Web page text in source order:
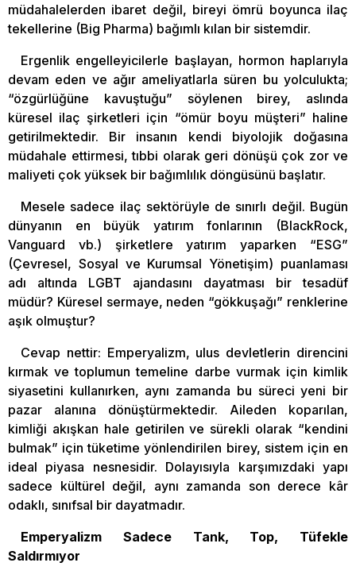
müdahalelerden ibaret değil, bireyi ömrü boyunca ilaç
tekellerine (Big Pharma) bağımlı kılan bir sistemdir.
Ergenlik engelleyicilerle başlayan, hormon haplarıyla
devam eden ve ağır ameliyatlarla süren bu yolculukta;
“özgürlüğüne kavuştuğu” söylenen birey, aslında
küresel ilaç şirketleri için “ömür boyu müşteri” haline
getirilmektedir. Bir insanın kendi biyolojik doğasına
müdahale ettirmesi, tıbbi olarak geri dönüşü çok zor ve
maliyeti çok yüksek bir bağımlılık döngüsünü başlatır.
Mesele sadece ilaç sektörüyle de sınırlı değil. Bugün
dünyanın en büyük yatırım fonlarının (BlackRock,
Vanguard vb.) şirketlere yatırım yaparken “ESG”
(Çevresel, Sosyal ve Kurumsal Yönetişim) puanlaması
adı altında LGBT ajandasını dayatması bir tesadüf
müdür? Küresel sermaye, neden “gökkuşağı” renklerine
aşık olmuştur?
Cevap nettir: Emperyalizm, ulus devletlerin direncini
kırmak ve toplumun temeline darbe vurmak için kimlik
siyasetini kullanırken, aynı zamanda bu süreci yeni bir
pazar alanına dönüştürmektedir. Aileden koparılan,
kimliği akışkan hale getirilen ve sürekli olarak “kendini
bulmak” için tüketime yönlendirilen birey, sistem için en
ideal piyasa nesnesidir. Dolayısıyla karşımızdaki yapı
sadece kültürel değil, aynı zamanda son derece kâr
odaklı, sınıfsal bir dayatmadır.
Emperyalizm Sadece Tank, Top, Tüfekle
Saldırmıyor